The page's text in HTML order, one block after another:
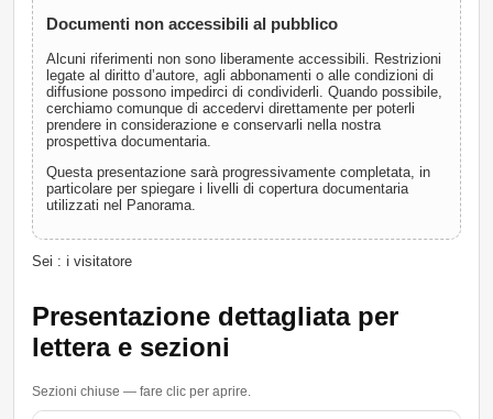
Documenti non accessibili al pubblico
Alcuni riferimenti non sono liberamente accessibili. Restrizioni
legate al diritto d’autore, agli abbonamenti o alle condizioni di
diffusione possono impedirci di condividerli. Quando possibile,
cerchiamo comunque di accedervi direttamente per poterli
prendere in considerazione e conservarli nella nostra
prospettiva documentaria.
Questa presentazione sarà progressivamente completata, in
particolare per spiegare i livelli di copertura documentaria
utilizzati nel Panorama.
Sei : ℹ️ visitatore
Presentazione dettagliata per
lettera e sezioni
Sezioni chiuse — fare clic per aprire.